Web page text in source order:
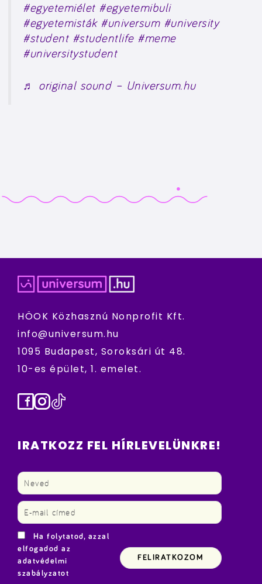
#egyetemiélet #egyetemibuli
#egyetemisták #universum #university
#student #studentlife #meme
#universitystudent
♬ original sound – Universum.hu
HÖOK Közhasznú Nonprofit Kft.
info@universum.hu
1095 Budapest, Soroksári út 48.
10-es épület, 1. emelet.
Facebook
Instagram
TikTok
IRATKOZZ FEL HÍRLEVELÜNKRE!
Ha folytatod, azzal
elfogadod az
adatvédelmi
szabályzatot